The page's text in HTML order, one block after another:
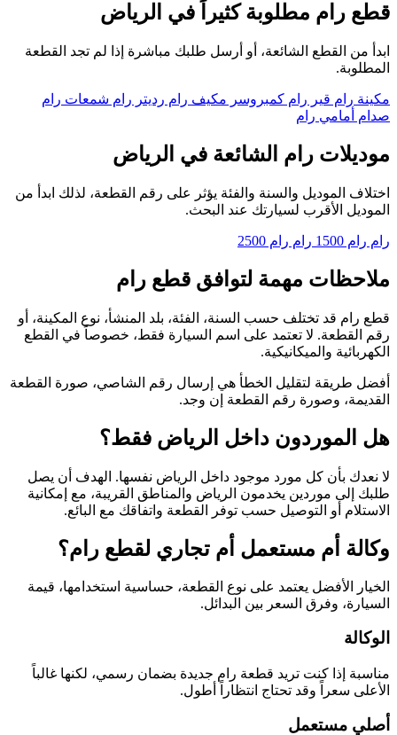
قطع رام مطلوبة كثيراً في الرياض
ابدأ من القطع الشائعة، أو أرسل طلبك مباشرة إذا لم تجد القطعة
المطلوبة.
مكينة رام قير رام كمبروسر مكيف رام رديتر رام شمعات رام
صدام أمامي رام
موديلات رام الشائعة في الرياض
اختلاف الموديل والسنة والفئة يؤثر على رقم القطعة، لذلك ابدأ من
الموديل الأقرب لسيارتك عند البحث.
رام رام 1500 رام رام 2500
ملاحظات مهمة لتوافق قطع رام
قطع رام قد تختلف حسب السنة، الفئة، بلد المنشأ، نوع المكينة، أو
رقم القطعة. لا تعتمد على اسم السيارة فقط، خصوصاً في القطع
الكهربائية والميكانيكية.
أفضل طريقة لتقليل الخطأ هي إرسال رقم الشاصي، صورة القطعة
القديمة، وصورة رقم القطعة إن وجد.
هل الموردون داخل الرياض فقط؟
لا نعدك بأن كل مورد موجود داخل الرياض نفسها. الهدف أن يصل
طلبك إلى موردين يخدمون الرياض والمناطق القريبة، مع إمكانية
الاستلام أو التوصيل حسب توفر القطعة واتفاقك مع البائع.
وكالة أم مستعمل أم تجاري لقطع رام؟
الخيار الأفضل يعتمد على نوع القطعة، حساسية استخدامها، قيمة
السيارة، وفرق السعر بين البدائل.
الوكالة
مناسبة إذا كنت تريد قطعة رام جديدة بضمان رسمي، لكنها غالباً
الأعلى سعراً وقد تحتاج انتظاراً أطول.
أصلي مستعمل